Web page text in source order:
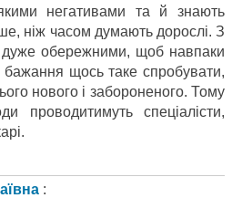
негативами та й знають
ніж часом думають дорослі. З
дуже обережними, щоб навпаки
бажання щось таке спробувати,
нового і забороненого. Тому
проводитимуть спеціалісти,
: